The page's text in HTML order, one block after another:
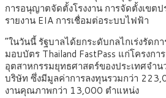
การอนุญาตจัดตั้งโรงงาน การจัดตั้งเขตป
รายงาน EIA การเชื่อมต่อระบบไฟฟ้า
“ในวันนี้ รัฐบาลได้ยกระดับกลไกเร่งรัดก
มอบบัตร Thailand FastPass แก่โครงก
อุตสาหกรรมยุทธศาสตร์ของประเทศจำ
บริษัท ซึ่งมีมูลค่าการลงทุนรวมกว่า
งานคุณภาพกว่า 13,000 ตำแหน่ง